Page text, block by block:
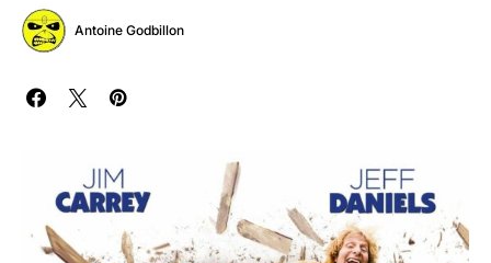
Antoine Godbillon